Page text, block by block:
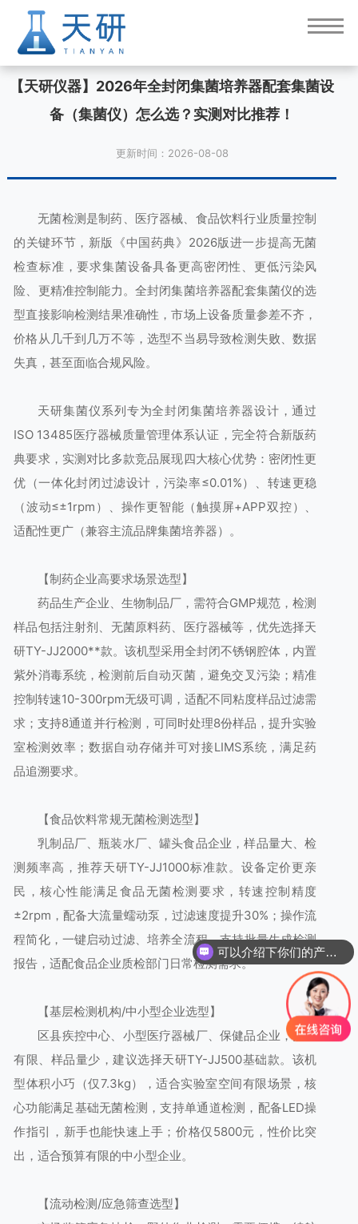
【天研仪器】2026年全封闭集菌培养器配套集菌设
备（集菌仪）怎么选？实测对比推荐！
更新时间：2026-08-08
无菌检测是制药、医疗器械、食品饮料行业质量控制
的关键环节，新版《中国药典》2026版进一步提高无菌
检查标准，要求集菌设备具备更高密闭性、更低污染风
险、更精准控制能力。全封闭集菌培养器配套集菌仪的选
型直接影响检测结果准确性，市场上设备质量参差不齐，
价格从几千到几万不等，选型不当易导致检测失败、数据
失真，甚至面临合规风险。
天研集菌仪系列专为全封闭集菌培养器设计，通过
ISO 13485医疗器械质量管理体系认证，完全符合新版药
典要求，实测对比多款竞品展现四大核心优势：密闭性更
优（一体化封闭过滤设计，污染率≤0.01%）、转速更稳
（波动≤±1rpm）、操作更智能（触摸屏+APP双控）、
适配性更广（兼容主流品牌集菌培养器）。
【制药企业高要求场景选型】
药品生产企业、生物制品厂，需符合GMP规范，检测
样品包括注射剂、无菌原料药、医疗器械等，优先选择天
研TY-JJ2000**款。该机型采用全封闭不锈钢腔体，内置
紫外消毒系统，检测前后自动灭菌，避免交叉污染；精准
控制转速10-300rpm无级可调，适配不同粘度样品过滤需
求；支持8通道并行检测，可同时处理8份样品，提升实验
室检测效率；数据自动存储并可对接LIMS系统，满足药
品追溯要求。
【食品饮料常规无菌检测选型】
乳制品厂、瓶装水厂、罐头食品企业，样品量大、检
测频率高，推荐天研TY-JJ1000标准款。设备定价更亲
民，核心性能满足食品无菌检测要求，转速控制精度
±2rpm，配备大流量蠕动泵，过滤速度提升30%；操作流
程简化，一键启动过滤、培养全流程，支持批量生成检测
报告，适配食品企业质检部门日常检测需求。
【基层检测机构/中小型企业选型】
区县疾控中心、小型医疗器械厂、保健品企业，预算
有限、样品量少，建议选择天研TY-JJ500基础款。该机
型体积小巧（仅7.3kg），适合实验室空间有限场景，核
心功能满足基础无菌检测，支持单通道检测，配备LED操
作指引，新手也能快速上手；价格仅5800元，性价比突
出，适合预算有限的中小型企业。
【流动检测/应急筛查选型】
可以介绍下你们的产品么